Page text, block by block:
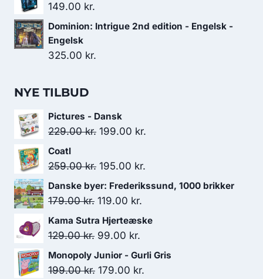
149.00 kr.
Dominion: Intrigue 2nd edition - Engelsk -
Engelsk
325.00 kr.
NYE TILBUD
Pictures - Dansk
229.00kr. Den
pris
229.00 kr..
199.00 kr.
199.00 kr..
Coatl
259.00kr. Den
oprindelige
pris
259.00 kr..
195.00 kr.
aktuelle
Danske byer: Frederikssund, 1000 brikker
179.00kr. Den
oprindelige
pris
179.00 kr..
119.00 kr.
aktuelle
Kama Sutra Hjerteæske
129.00kr. Den
oprindelige
pris
99.00 kr.
aktuelle
pris
Monopoly Junior - Gurli Gris
199.00kr. Den
179.00 kr.